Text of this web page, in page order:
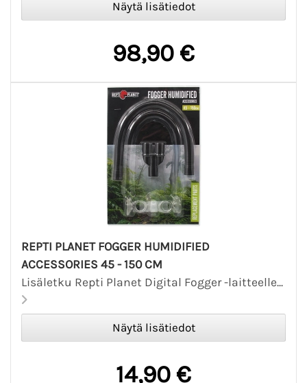
98,90 €
REPTI PLANET FOGGER HUMIDIFIED
ACCESSORIES 45 - 150 CM
Lisäletku Repti Planet Digital Fogger -laitteelle...
14,90 €